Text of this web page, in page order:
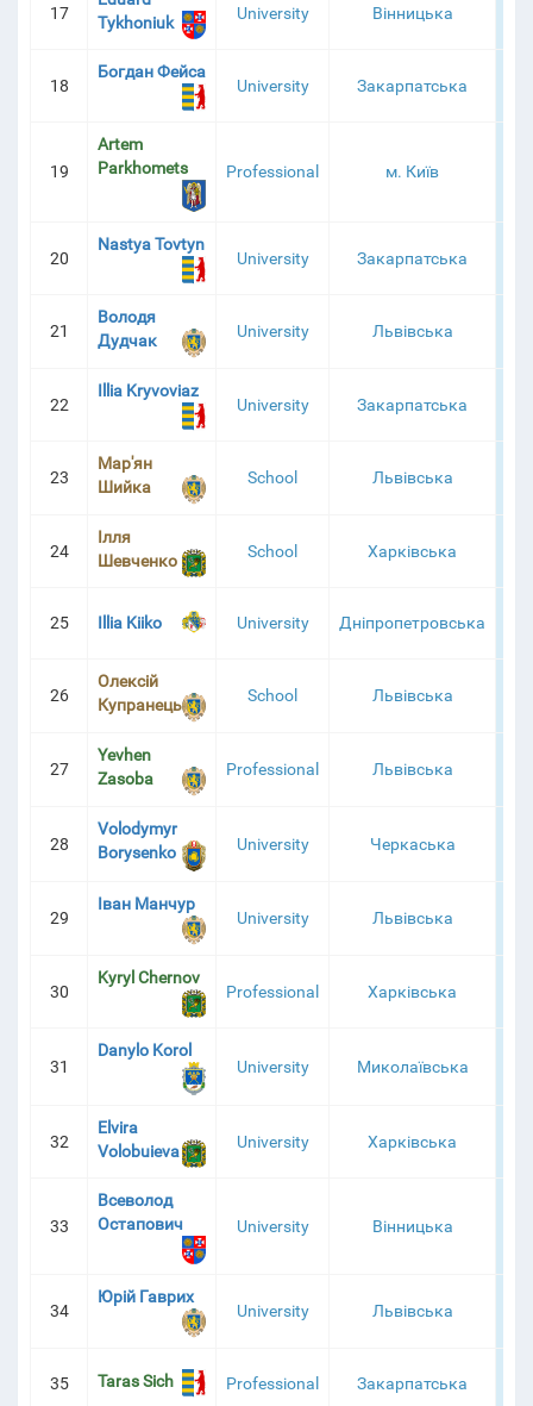
17
Tykhoniuk
University Вінницька
18
Богдан Фейса
University Закарпатська
19
Artem
Parkhomets
Professional м. Київ
20
Nastya Tovtyn
University Закарпатська
21
Володя
Дудчак
University Львівська
22
Illia Kryvoviaz
University Закарпатська
23
Мар'ян
Шийка
School Львівська
24
Ілля
Шевченко
School Харківська
25 Illia Kiiko University Дніпропетровська
26
Олексій
Купранець
School Львівська
27
Yevhen
Zasoba
Professional Львівська
28
Volodymyr
Borysenko
University Черкаська
29
Іван Манчур
University Львівська
30
Kyryl Chernov
Professional Харківська
31
Danylo Korol
University
Миколаївська
32
Elvira
Volobuieva
University Харківська
33
Всеволод
Остапович
University Вінницька
34
Юрій Гаврих
University Львівська
35 Taras Sich Professional Закарпатська